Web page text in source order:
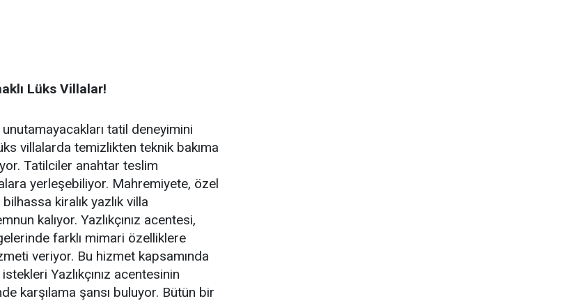
Lüks Villalar!
tatil deneyimini
villalarda temizlikten teknik bakıma
Tatilciler anahtar teslim
yerleşebiliyor. Mahremiyete, özel
kiralık yazlık villa
kalıyor. Yazlıkçınız acentesi,
farklı mimari özelliklere
veriyor. Bu hizmet kapsamında
Yazlıkçınız acentesinin
karşılama şansı buluyor. Bütün bir